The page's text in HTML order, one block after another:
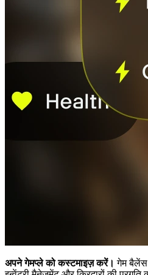
अपने गेमप्ले को कस्टमाइज़ करें। गेम बैलेंस